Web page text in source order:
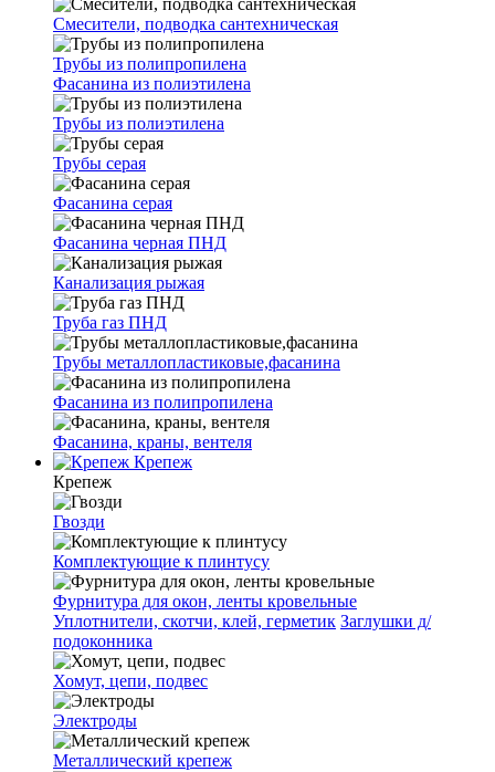
Смесители, подводка сантехническая
Трубы из полипропилена
Фасанина из полиэтилена
Трубы из полиэтилена
Трубы серая
Фасанина серая
Фасанина черная ПНД
Канализация рыжая
Труба газ ПНД
Трубы металлопластиковые,фасанина
Фасанина из полипропилена
Фасанина, краны, вентеля
Крепеж
Крепеж
Гвозди
Комплектующие к плинтусу
Фурнитура для окон, ленты кровельные
Уплотнители, скотчи, клей, герметик Заглушки д/
подоконника
Хомут, цепи, подвес
Электроды
Металлический крепеж